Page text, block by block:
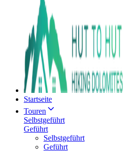
Startseite
Touren
Selbstgeführt
Geführt
Selbstgeführt
Geführt